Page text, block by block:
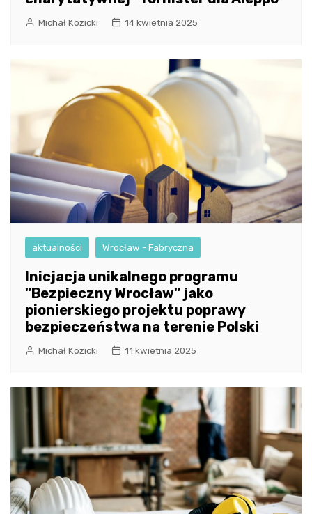
Michał Kozicki 14 kwietnia 2025
aktualności Wrocław - Fabryczna
Inicjacja unikalnego programu
"Bezpieczny Wrocław" jako
pionierskiego projektu poprawy
bezpieczeństwa na terenie Polski
Michał Kozicki 11 kwietnia 2025